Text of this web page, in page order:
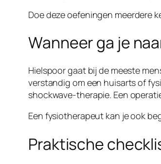
Doe deze oefeningen meerdere
Wanneer ga je
Hielspoor gaat bij de meeste
verstandig om een huisarts of
shockwave-therapie. Een
Een fysiotherapeut kan je ook
Praktische